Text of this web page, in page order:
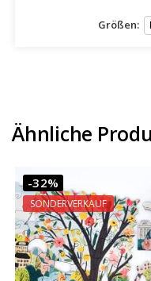
Größen:
Ähnliche
-32%
SONDERVERKAUF